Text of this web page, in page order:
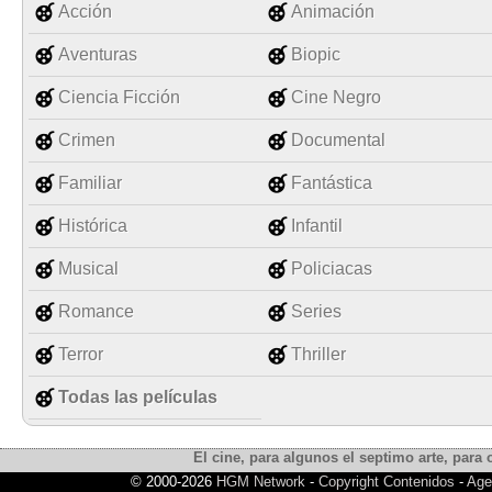
Acción Animación
Aventuras Biopic
Ciencia Ficción Cine Negro
Crimen Documental
Familiar Fantástica
Histórica Infantil
Musical Policiacas
Romance Series
Terror Thriller
Todas las películas
El cine, para algunos el septimo arte,
© 2000-2026 HGM Network- Copyright Contenidos -